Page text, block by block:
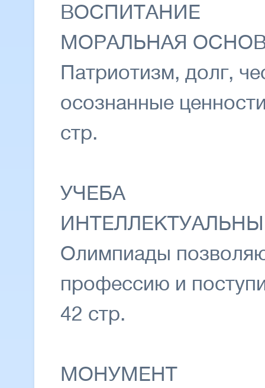
ВОСПИТАНИЕ
МОРАЛЬНАЯ
Патриотизм, долг,
осознанные
стр.
УЧЕБА
Олимпиады
профессию и
42 стр.
МОНУМЕНТ